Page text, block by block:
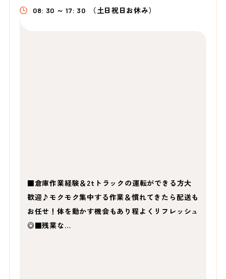
08: 30 ～ 17: 30 （土日祝日お休み）
■倉庫作業経験＆2tトラックの運転ができる方大
歓迎♪モクモク集中する作業＆慣れてきたら配送も
お任せ！体を動かす機会もあり程よくリフレッシュ
◎■残業な…